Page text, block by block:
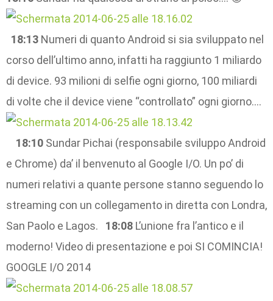
18:13 Numeri di quanto Android si sia sviluppato nel
corso dell’ultimo anno, infatti ha raggiunto 1 miliardo
di device. 93 milioni di selfie ogni giorno, 100 miliardi
di volte che il device viene “controllato” ogni giorno….
18:10 Sundar Pichai (responsabile sviluppo Android
e Chrome) da’ il benvenuto al Google I/O. Un po’ di
numeri relativi a quante persone stanno seguendo lo
streaming con un collegamento in diretta con Londra,
San Paolo e Lagos. 18:08 L’unione fra l’antico e il
moderno! Video di presentazione e poi SI COMINCIA!
GOOGLE I/O 2014